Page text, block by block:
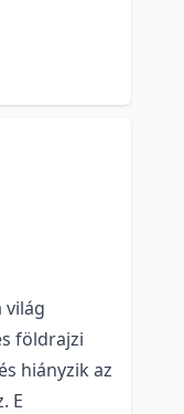
világ
földrajzi
hiányzik az
E